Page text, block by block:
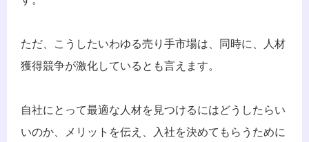
ただ、こうしたいわゆる売り手市場は、同時に、人材
獲得競争が激化しているとも言えます。
自社にとって最適な人材を見つけるにはどうしたらい
いのか、メリットを伝え、入社を決めてもらうために